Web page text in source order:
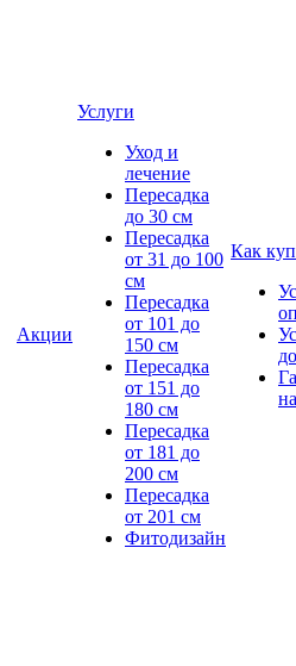
Акции
Услуги
Уход и
лечение
Пересадка
до 30 см
Пересадка
от 31 до 100
см
Пересадка
от 101 до
150 см
Пересадка
от 151 до
180 см
Пересадка
от 181 до
200 см
Пересадка
от 201 см
Фитодизайн
Как